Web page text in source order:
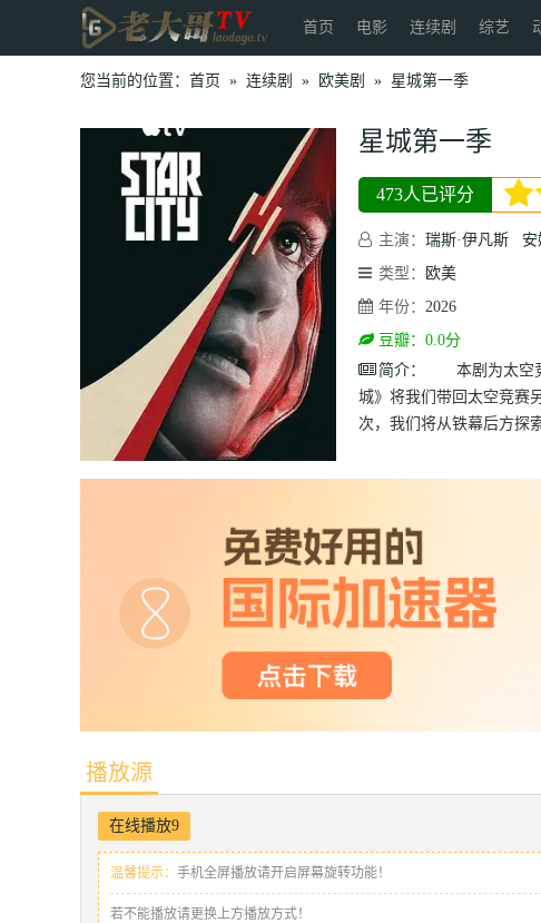
首页 电影 连续剧 综艺
您当前的位置： 首页 » 连续剧 » 欧美剧 » 星城第一季
星城第一季
473人已评分
主演： 瑞斯·伊凡斯 安
类型：
欧美
年份： 2026
豆瓣：0.0分
简介：
本剧为太空竞
城》将我们带回太空竞赛
次，我们将从铁幕后方探
播放源
在线播放9
温馨提示： 手机全屏播放请开启屏幕旋转功能！
若不能播放请更换上方播放方式！